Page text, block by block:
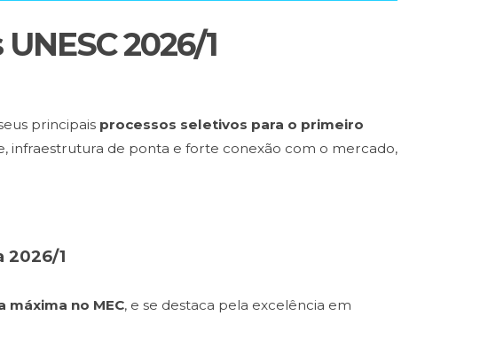
2026/1
principais processos seletivos para o primeiro
infraestrutura de ponta e forte conexão com o mercado,
2026/1
máxima no MEC, e se destaca pela excelência em